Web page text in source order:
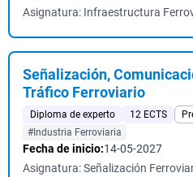
Asignatura: Infraestructura
Señalización,
Tráfico Ferroviario
Diploma de experto 12 ECTS
#Industria Ferroviaria
Fecha de inicio:14-05-2027
Asignatura: Señalización